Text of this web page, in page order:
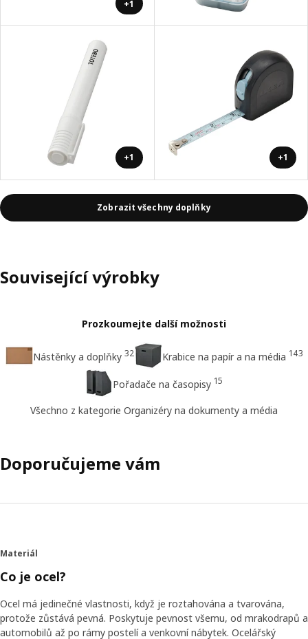
+1
+1 +1
Zobrazit všechny doplňky
Související výrobky
Prozkoumejte další možnosti
Nástěnky a doplňky 32 Krabice na papír a na média 143
Pořadače na časopisy 15
Všechno z kategorie Organizéry na dokumenty a média
Doporučujeme vám
Materiál
Co je ocel?
Ocel má jedinečné vlastnosti, když je roztahována a tvarována,
protože zůstává pevná. Poskytuje pevnost všemu, od mrakodrapů a
automobilů až po rámy postelí a venkovní nábytek. Ocelářský